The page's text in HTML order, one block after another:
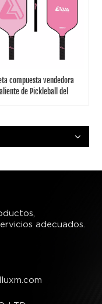
compuesta vendedora
de Pickleball del
de OEM/ODM
adecuados.